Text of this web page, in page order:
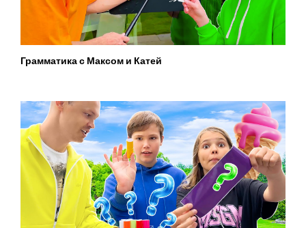
Грамматика с Максом и Катей